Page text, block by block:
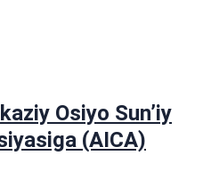
Osiyo Sun’iy
(AICA)